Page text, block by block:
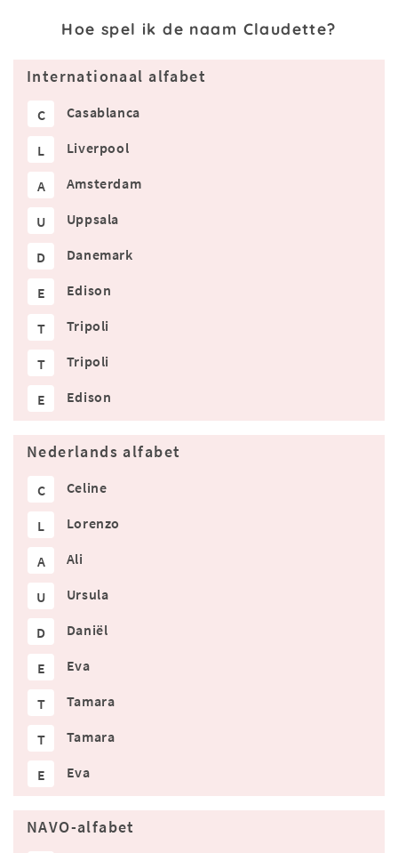
Hoe spel ik de naam Claudette?
Internationaal alfabet
C Casablanca
L Liverpool
A Amsterdam
U Uppsala
D Danemark
E Edison
T Tripoli
T Tripoli
E Edison
Nederlands alfabet
C Celine
L Lorenzo
A Ali
U Ursula
D Daniël
E Eva
T Tamara
T Tamara
E Eva
NAVO-alfabet